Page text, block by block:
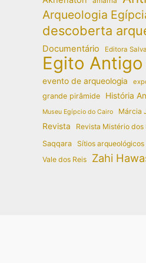
Arqueologia
descoberta
Documentário Editora
Egito Antigo
evento de arqueologia
grande pirâmide História
Museu Egípcio do Cairo Márcia
Revista Revista Mistério dos
Saqqara Sítios
Vale dos Reis Zahi